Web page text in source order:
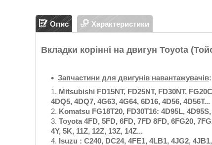
Опис Характеристики
Вкладки корінні на двигун Toyota
Запчастини для двигунів навантажувачів:
Mitsubishi FD15NT, FD25NT, FD30NT,
4DQ5, 4DQ7, 4G63, 4G64, 6D16, 4D56, 4D56T...
Komatsu FG18T20, FD30T16: 4D95L,
Toyota 4FD, 5FD, 6FD, 7FD 8FD, 6FG20,
4Y, 5K, 11Z, 12Z, 13Z, 14Z...
Isuzu : C240, DC24, 4FE1, 4LB1, 4JG2,